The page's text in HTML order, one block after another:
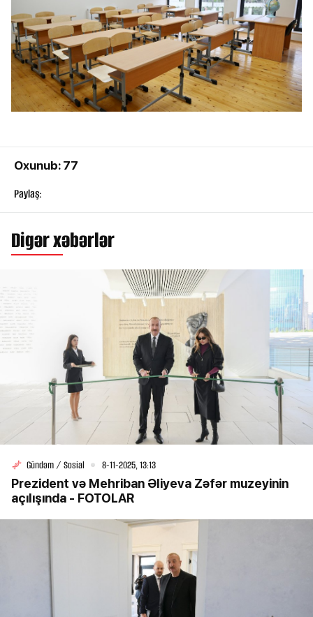
Oxunub: 77
Paylaş:
Digər xəbərlər
Gündəm / Sosial 8-11-2025, 13:13
Prezident və Mehriban Əliyeva Zəfər muzeyinin
açılışında - FOTOLAR